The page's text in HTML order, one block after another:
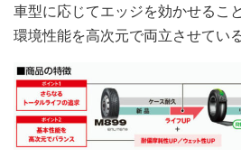
車型に応じてエッジを効かせるこ
環境性能を高次元で両立させている